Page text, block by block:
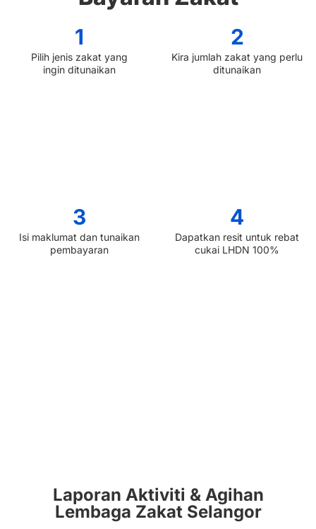
1
Pilih jenis zakat yang
ingin ditunaikan
2
Kira jumlah zakat yang perlu
ditunaikan
3
Isi maklumat dan tunaikan
pembayaran
4
Dapatkan resit untuk rebat
cukai LHDN 100%
Laporan Aktiviti & Agihan
Lembaga Zakat Selangor